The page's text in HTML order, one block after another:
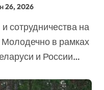
26, 2026
в рамках
и России…